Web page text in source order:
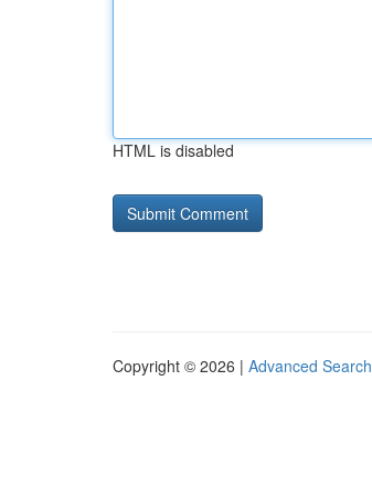
HTML is disabled
Copyright © 2026 | Advanced Search